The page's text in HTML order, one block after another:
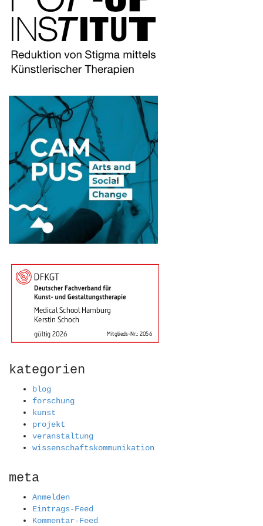
kategorien
blog
forschung
kunst
projekt
veranstaltung
wissenschaftskommunikation
meta
Anmelden
Eintrags-Feed
Kommentar-Feed